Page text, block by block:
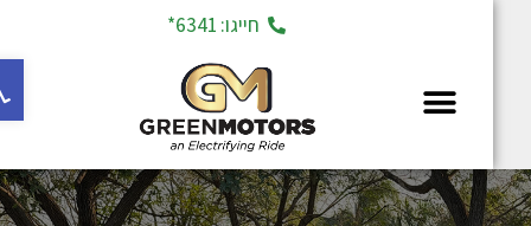
חייגו: 6341*